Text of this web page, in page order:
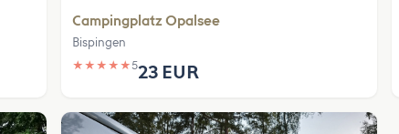
Campingplatz Opalsee
Bispingen
★ ★ ★ ★ ★523 EUR